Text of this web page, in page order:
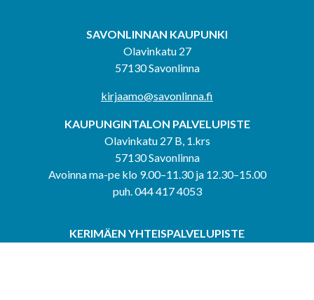
SAVONLINNAN KAUPUNKI
Olavinkatu 27
57130 Savonlinna
kirjaamo@savonlinna.fi
KAUPUNGINTALON PALVELUPISTE
Olavinkatu 27 B, 1.krs
57130 Savonlinna
Avoinna ma-pe klo 9.00–11.30 ja 12.30–15.00
puh. 044 417 4053
KERIMÄEN YHTEISPALVELUPISTE